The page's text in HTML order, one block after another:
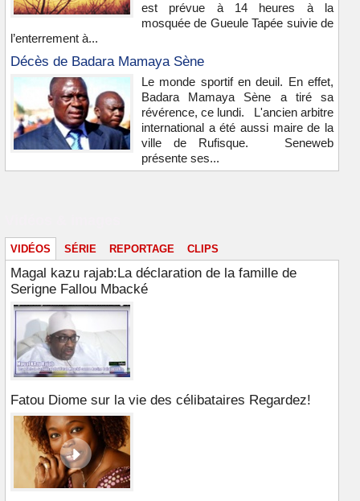
est prévue à 14 heures à la
mosquée de Gueule Tapée suivie de
l’enterrement à...
Décès de Badara Mamaya Sène
Le monde sportif en deuil. En effet,
Badara Mamaya Sène a tiré sa
révérence, ce lundi. L'ancien arbitre
international a été aussi maire de la
ville de Rufisque. Seneweb
présente ses...
VIDÉOS SÉRIE REPORTAGE CLIPS
Magal kazu rajab:La déclaration de la famille de
Serigne Fallou Mbacké
Fatou Diome sur la vie des célibataires Regardez!